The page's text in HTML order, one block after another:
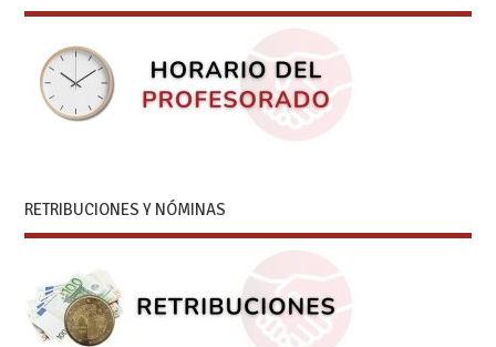
RETRIBUCIONES Y NÓMINAS